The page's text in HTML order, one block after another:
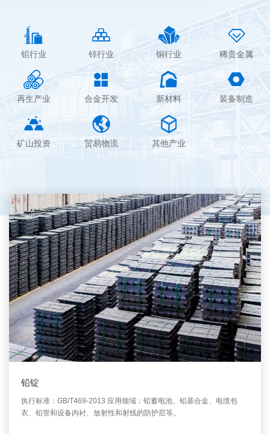
铅行业 锌行业 铜行业 稀贵金属
再生产业 合金开发 新材料 装备制造
矿山投资 贸易物流 其他产业
铅锭
执行标准：GB/T469-2013 应用领域：铅蓄电池、铅基合金、电缆包
衣、铅管和设备内衬、放射性和射线的防护层等。